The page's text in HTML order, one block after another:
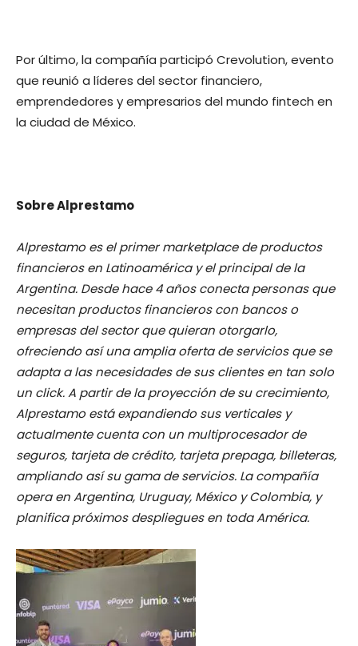
Por último, la compañía participó Crevolution, evento
que reunió a líderes del sector financiero,
emprendedores y empresarios del mundo fintech en
la ciudad de México.
Sobre Alprestamo
Alprestamo es el primer marketplace de productos
financieros en Latinoamérica y el principal de la
Argentina. Desde hace 4 años conecta personas que
necesitan productos financieros con bancos o
empresas del sector que quieran otorgarlo,
ofreciendo así una amplia oferta de servicios que se
adapta a las necesidades de sus clientes en tan solo
un click. A partir de la proyección de su crecimiento,
Alprestamo está expandiendo sus verticales y
actualmente cuenta con un multiprocesador de
seguros, tarjeta de crédito, tarjeta prepaga, billeteras,
ampliando así su gama de servicios. La compañía
opera en Argentina, Uruguay, México y Colombia, y
planifica próximos despliegues en toda América.